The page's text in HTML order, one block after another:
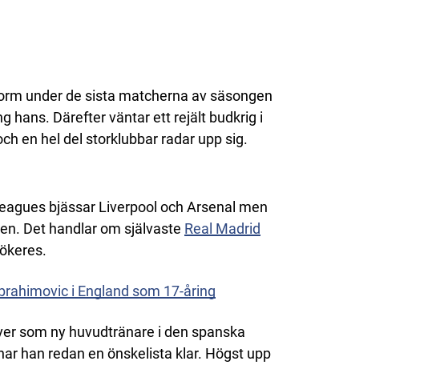
under de sista matcherna av säsongen
hans. Därefter väntar ett rejält budkrig i
en hel del storklubbar radar upp sig.
bjässar Liverpool och Arsenal men
Det handlar om självaste Real Madrid
i England som 17-åring
som ny huvudtränare i den spanska
han redan en önskelista klar. Högst upp